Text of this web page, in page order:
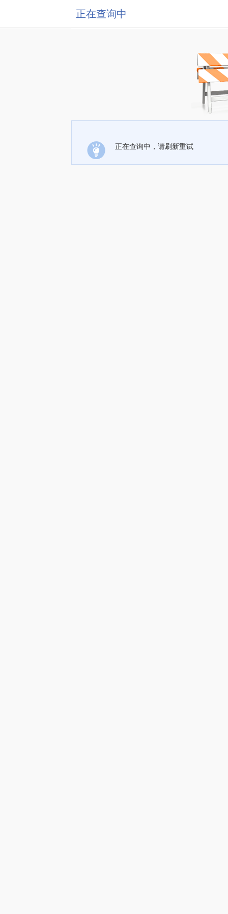
正在查询中
正在查询中，请刷新重试